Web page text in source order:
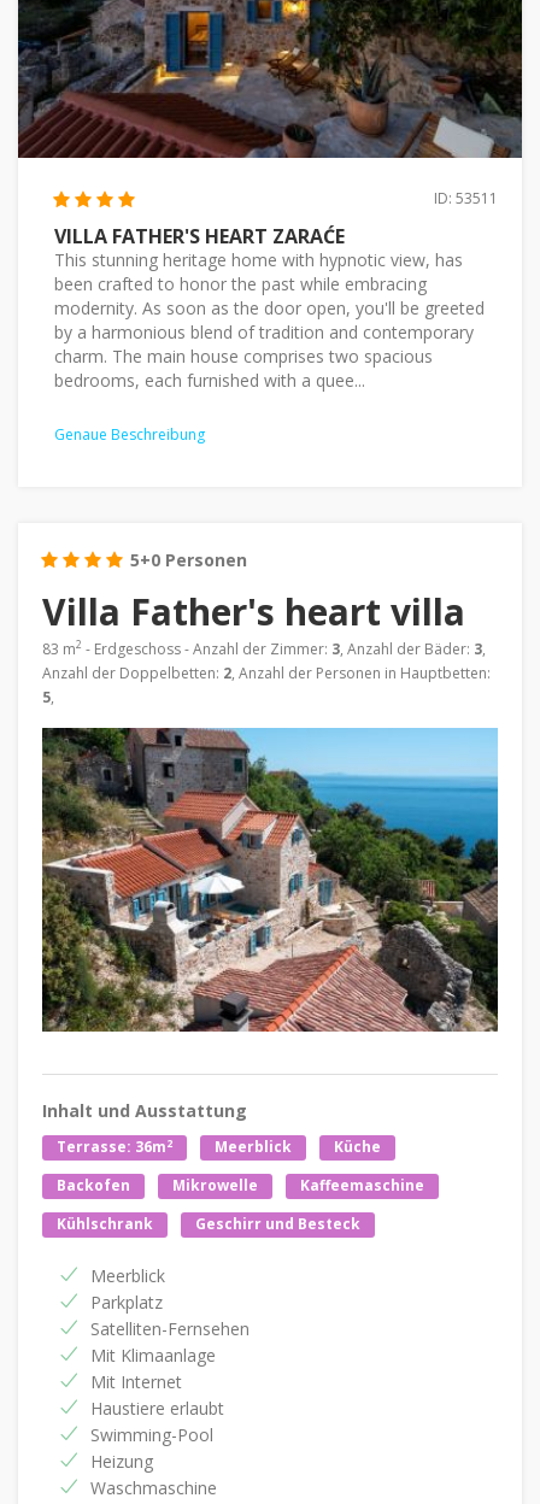
ID: 53511
VILLA FATHER'S HEART ZARAĆE
This stunning heritage home with hypnotic view, has
been crafted to honor the past while embracing
modernity. As soon as the door open, you'll be greeted
by a harmonious blend of tradition and contemporary
charm. The main house comprises two spacious
bedrooms, each furnished with a quee...
Genaue Beschreibung
5+0 Personen
Villa Father's heart villa
83 m2 - Erdgeschoss - Anzahl der Zimmer: 3, Anzahl der Bäder: 3,
Anzahl der Doppelbetten: 2, Anzahl der Personen in Hauptbetten:
5,
Inhalt und Ausstattung
Terrasse: 36m2 Meerblick
Küche
Backofen
Mikrowelle
Kaffeemaschine
Kühlschrank
Geschirr und Besteck
Meerblick
Parkplatz
Satelliten-Fernsehen
Mit Klimaanlage
Mit Internet
Haustiere erlaubt
Swimming-Pool
Heizung
Waschmaschine